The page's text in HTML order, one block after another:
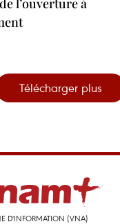
Télécharger plus
D'INFORMATION (VNA)